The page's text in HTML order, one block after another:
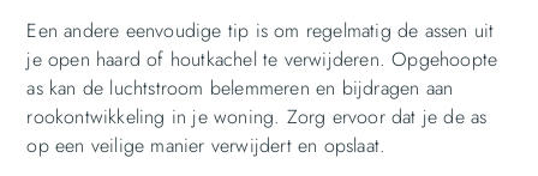
Een andere eenvoudige tip is om regelmatig de assen uit
je open haard of houtkachel te verwijderen. Opgehoopte
as kan de luchtstroom belemmeren en bijdragen aan
rookontwikkeling in je woning. Zorg ervoor dat je de as
op een veilige manier verwijdert en opslaat.